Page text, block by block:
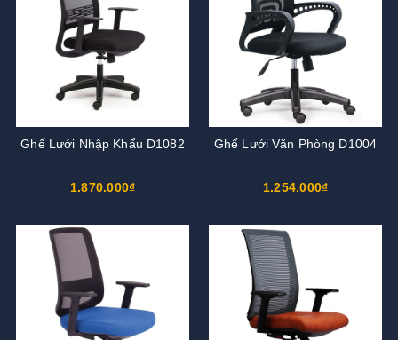
Ghế Lưới Nhập Khẩu D1082
1.870.000₫
Ghế Lưới Văn Phòng D1004
1.254.000₫